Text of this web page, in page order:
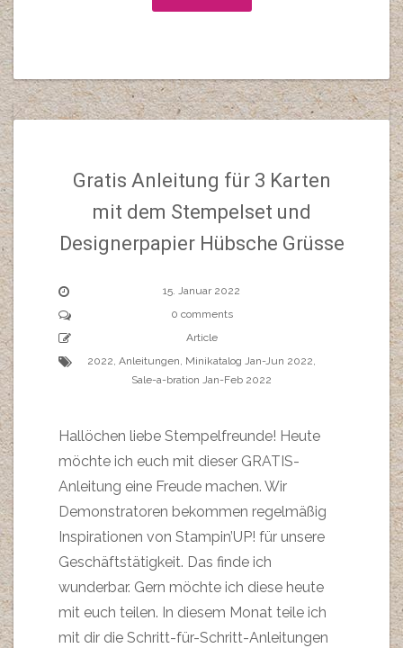
Gratis Anleitung für 3 Karten
mit dem Stempelset und
Designerpapier Hübsche Grüsse
15. Januar 2022
0 comments
Article
2022, Anleitungen, Minikatalog Jan-Jun 2022,
Sale-a-bration Jan-Feb 2022
Hallöchen liebe Stempelfreunde! Heute
möchte ich euch mit dieser GRATIS-
Anleitung eine Freude machen. Wir
Demonstratoren bekommen regelmäßig
Inspirationen von Stampin’UP! für unsere
Geschäftstätigkeit. Das finde ich
wunderbar. Gern möchte ich diese heute
mit euch teilen. In diesem Monat teile ich
mit dir die Schritt-für-Schritt-Anleitungen